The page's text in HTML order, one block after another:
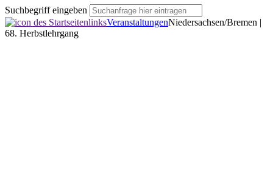
Suchbegriff eingeben
VeranstaltungenNiedersachsen/Bremen |
68. Herbstlehrgang